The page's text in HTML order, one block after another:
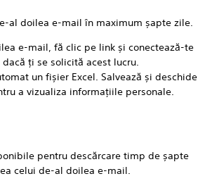
al doilea e-mail în maximum șapte zile.
e-mail, fă clic pe link și conectează-te
ți se solicită acest lucru.
un fișier Excel. Salvează și deschide
a vizualiza informațiile personale.
pentru descărcare timp de șapte
celui de-al doilea e-mail.